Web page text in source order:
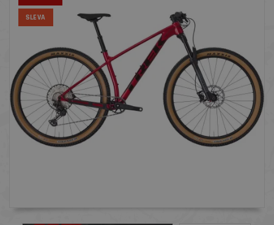
SLEVA